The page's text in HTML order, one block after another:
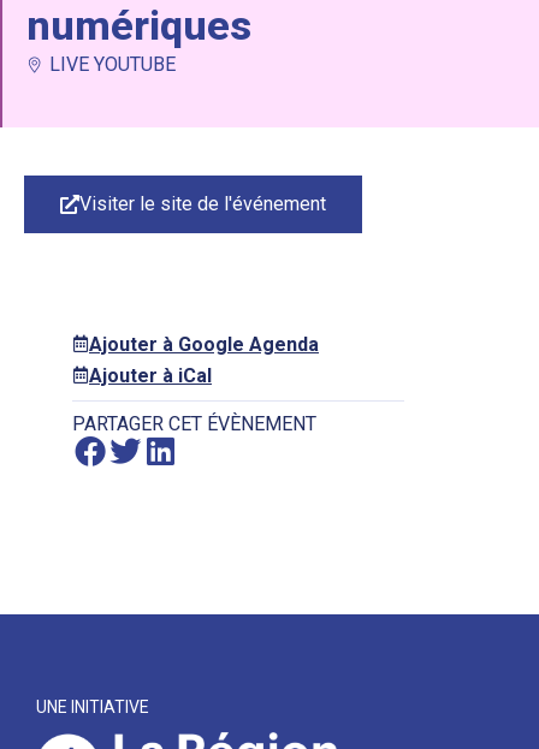
numériques
LIVE YOUTUBE
Visiter le site de l'événement
Ajouter à Google Agenda
Ajouter à iCal
PARTAGER CET ÉVÈNEMENT
UNE INITIATIVE